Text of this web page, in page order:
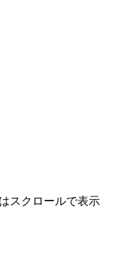
スクロールで表示